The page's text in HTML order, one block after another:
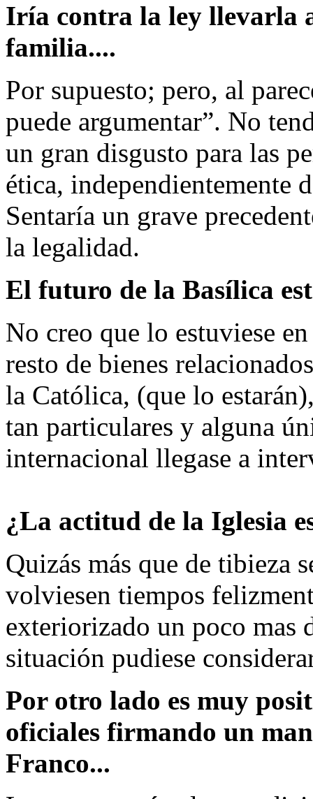
Iría contra la ley llevarla
familia....
Por supuesto; pero, al
puede argumentar”. No
un gran disgusto para las
ética, independientemente
Sentaría un grave
la legalidad.
El futuro de la Basílica
No creo que lo estuviese
resto de bienes
la Católica, (que lo
tan particulares y alguna
internacional llegase a
¿La actitud de la Iglesia
Quizás más que de tibieza
volviesen tiempos
exteriorizado un poco mas
situación pudiese
Por otro lado es muy
oficiales firmando un
Franco...